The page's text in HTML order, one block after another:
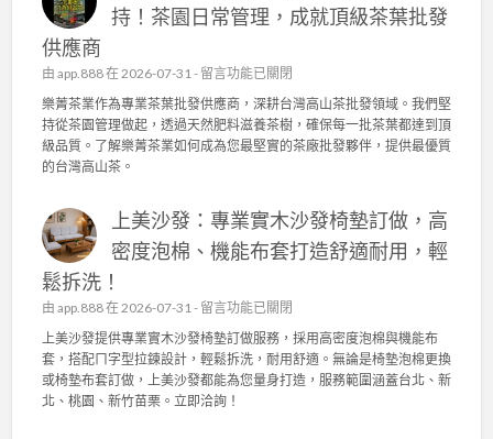
持！茶園日常管理，成就頂級茶葉批發
供應商
由 app.888在 2026-07-31 - 在
〈
樂
菁
茶
台
高
茶
發
的
品
質
留言功能已關閉
樂菁茶業作為專業茶葉批發供應商，深耕台灣高山茶批發領域。我們堅
持從茶園管理做起，透過天然肥料滋養茶樹，確保每一批茶葉都達到頂
級品質。了解樂菁茶業如何成為您最堅實的茶廠批發夥伴，提供最優質
的台灣高山茶。
上美沙發：專業實木沙發椅墊訂做，高
密度泡棉、機能布套打造舒適耐用，輕
鬆拆洗！
由 app.888在 2026-07-31 - 在
〈
上
美
沙
發
留言功能已關閉
上美沙發提供專業實木沙發椅墊訂做服務，採用高密度泡棉與機能布
套，搭配ㄇ字型拉鍊設計，輕鬆拆洗，耐用舒適。無論是椅墊泡棉更換
或椅墊布套訂做，上美沙發都能為您量身打造，服務範圍涵蓋台北、新
北、桃園、新竹苗栗。立即洽詢！